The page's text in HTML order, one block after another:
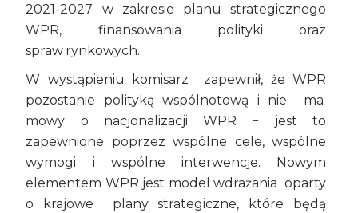
2021-2027 w zakresie planu strategicznego
WPR, finansowania polityki oraz
spraw rynkowych.
W wystąpieniu komisarz zapewnił, że WPR
pozostanie polityką wspólnotową i nie ma
mowy o nacjonalizacji WPR − jest to
zapewnione poprzez wspólne cele, wspólne
wymogi i wspólne interwencje. Nowym
elementem WPR jest model wdrażania oparty
o krajowe plany strategiczne, które będą